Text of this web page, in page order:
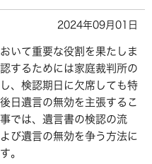
2024年09月01日
いて重要な役割を果たしま
するためには家庭裁判所の
、検認期日に欠席しても特
日遺言の無効を主張するこ
では、遺言書の検認の流
び遺言の無効を争う方法に
。